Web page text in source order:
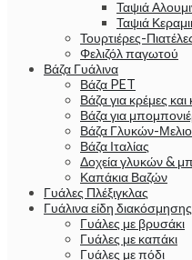
Ταψιά
Ταψιά
Τουρτιέρες-
Φελιζόλ παγωτού
Βάζα Γυάλινα
Βάζα PET
Βάζα για κρέμες και
Βάζα για
Βάζα Γλυκών-
Βάζα Ιταλίας
Δοχεία γλυκών &
Καπάκια Βαζών
Γυάλες Πλέξιγκλας
Γυάλινα είδη διακόσμησης
Γυάλες με βρυσάκι
Γυάλες με καπάκι
Γυάλες με πόδι